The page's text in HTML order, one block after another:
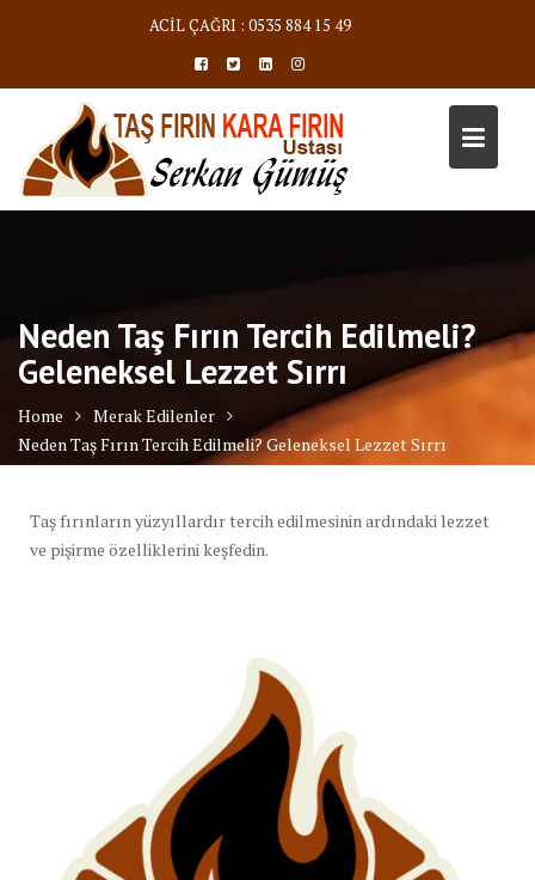
ACİL ÇAĞRI : 0535 884 15 49
Neden Taş Fırın Tercih Edilmeli?
Geleneksel Lezzet Sırrı
Home
Merak Edilenler
Neden Taş Fırın Tercih Edilmeli? Geleneksel Lezzet Sırrı
Taş fırınların yüzyıllardır tercih edilmesinin ardındaki lezzet
ve pişirme özelliklerini keşfedin.